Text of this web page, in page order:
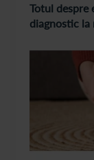
Totul despre
diagnostic la